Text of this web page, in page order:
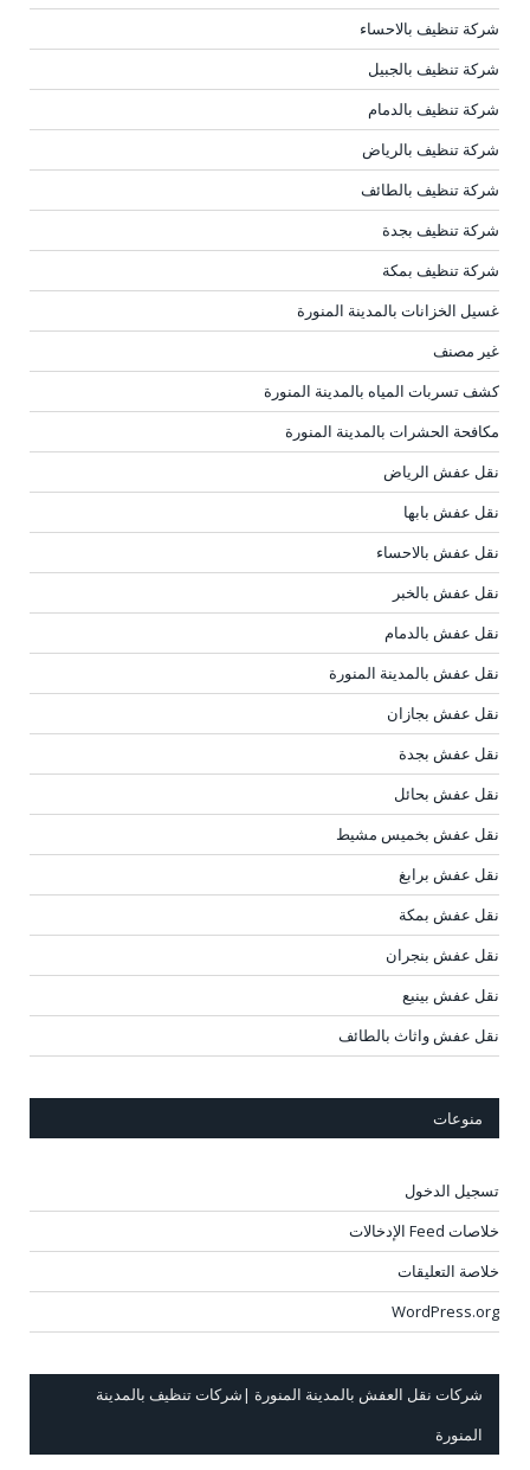
شركة تنظيف بالاحساء
شركة تنظيف بالجبيل
شركة تنظيف بالدمام
شركة تنظيف بالرياض
شركة تنظيف بالطائف
شركة تنظيف بجدة
شركة تنظيف بمكة
غسيل الخزانات بالمدينة المنورة
غير مصنف
كشف تسربات المياه بالمدينة المنورة
مكافحة الحشرات بالمدينة المنورة
نقل عفش الرياض
نقل عفش بابها
نقل عفش بالاحساء
نقل عفش بالخبر
نقل عفش بالدمام
نقل عفش بالمدينة المنورة
نقل عفش بجازان
نقل عفش بجدة
نقل عفش بحائل
نقل عفش بخميس مشيط
نقل عفش برابغ
نقل عفش بمكة
نقل عفش بنجران
نقل عفش بينبع
نقل عفش واثاث بالطائف
منوعات
تسجيل الدخول
خلاصات Feed الإدخالات
خلاصة التعليقات
WordPress.org
شركات نقل العفش بالمدينة المنورة |شركات تنظيف بالمدينة
المنورة